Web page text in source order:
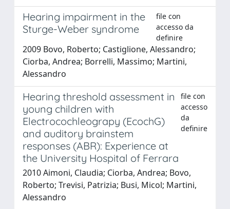
Hearing impairment in the
Sturge-Weber syndrome
file con
accesso da
definire
2009 Bovo, Roberto; Castiglione, Alessandro;
Ciorba, Andrea; Borrelli, Massimo; Martini,
Alessandro
Hearing threshold assessment in
young children with
Electrocochleograpy (EcochG)
and auditory brainstem
responses (ABR): Experience at
the University Hospital of Ferrara
file con
accesso
da
definire
2010 Aimoni, Claudia; Ciorba, Andrea; Bovo,
Roberto; Trevisi, Patrizia; Busi, Micol; Martini,
Alessandro